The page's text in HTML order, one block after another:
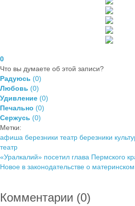
0
Что вы думаете об этой записи?
Радуюсь (0)
Любовь (0)
Удивление (0)
Печально (0)
Сержусь (0)
Метки:
афиша березники театр березники
театр
«Уралкалий» посетил глава Пермского
Новое в законодательстве о
Комментарии (0)